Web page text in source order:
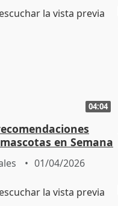
04:04
en Semana
01/04/2026